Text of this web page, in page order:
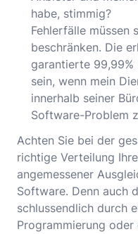
habe, stimmig?
Fehlerfälle müssen
beschränken. Die
garantierte 99,99%
sein, wenn mein
innerhalb seiner
Software-Problem
Achten Sie bei der
richtige Verteilung
angemessener
Software. Denn auch
schlussendlich durch
Programmierung